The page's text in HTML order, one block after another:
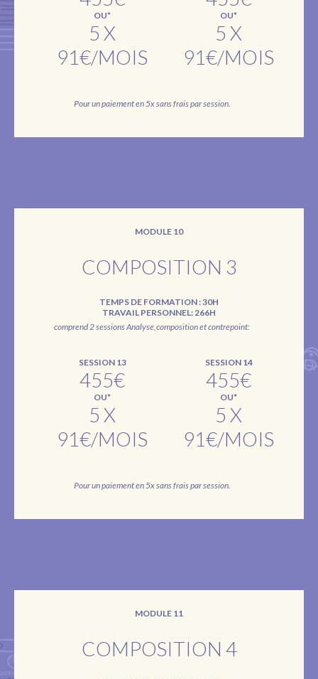
OU*
5 X
91€/MOIS
OU*
5 X
91€/MOIS
Pour un paiement en 5x sans frais par session.
MODULE 10
COMPOSITION 3
TEMPS DE FORMATION : 30H
TRAVAIL PERSONNEL: 266H
comprend 2 sessions Analyse,composition et contrepoint:
SESSION 13
455€
OU*
5 X
91€/MOIS
SESSION 14
455€
OU*
5 X
91€/MOIS
Pour un paiement en 5x sans frais par session.
MODULE 11
COMPOSITION 4